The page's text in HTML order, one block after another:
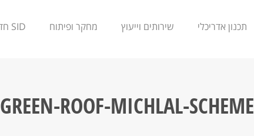
תכנון אדריכלי שירותים וייעוץ מחקר ופיתוח SID חדשנות
GREEN-ROOF-MICHLAL-SCHEME